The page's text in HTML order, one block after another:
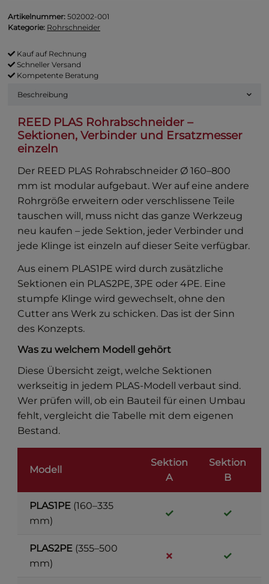
Artikelnummer: 502002-001
Kategorie: Rohrschneider
Kauf auf Rechnung
Schneller Versand
Kompetente Beratung
Beschreibung
REED PLAS Rohrabschneider –
Sektionen, Verbinder und Ersatzmesser
einzeln
Der REED PLAS Rohrabschneider Ø 160–800
mm ist modular aufgebaut. Wer auf eine andere
Rohrgröße erweitern oder verschlissene Teile
tauschen will, muss nicht das ganze Werkzeug
neu kaufen – jede Sektion, jeder Verbinder und
jede Klinge ist einzeln auf dieser Seite verfügbar.
Aus einem PLAS1PE wird durch zusätzliche
Sektionen ein PLAS2PE, 3PE oder 4PE. Eine
stumpfe Klinge wird gewechselt, ohne den
Cutter ans Werk zu schicken. Das ist der Sinn
des Konzepts.
Was zu welchem Modell gehört
Diese Übersicht zeigt, welche Sektionen
werkseitig in jedem PLAS-Modell verbaut sind.
Wer prüfen will, ob ein Bauteil für einen Umbau
fehlt, vergleicht die Tabelle mit dem eigenen
Bestand.
Modell
Sektion
A
Sektion
B
PLAS1PE (160–335
mm)
✓ ✓
PLAS2PE (355–500
mm)
✗ ✓